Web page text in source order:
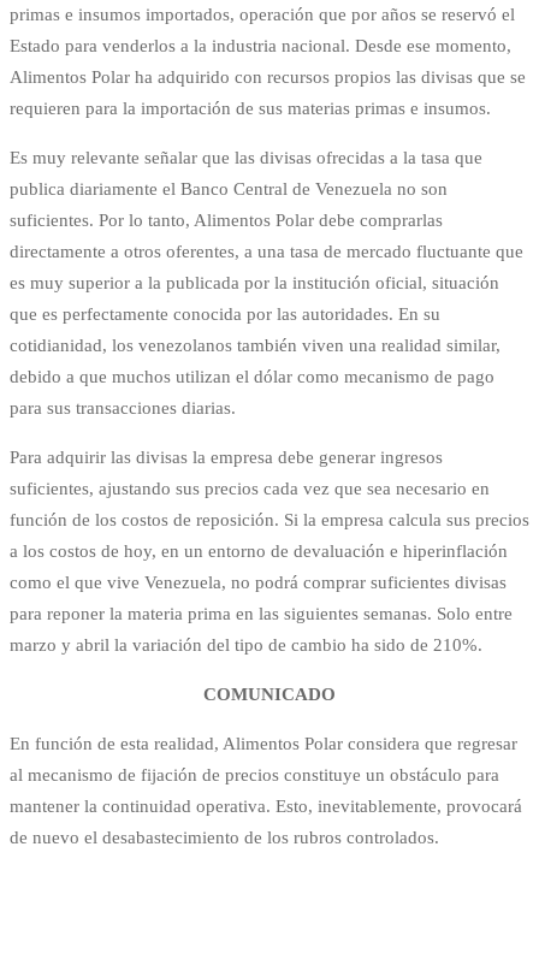
primas e insumos importados, operación que por años se reservó el
Estado para venderlos a la industria nacional. Desde ese momento,
Alimentos Polar ha adquirido con recursos propios las divisas que se
requieren para la importación de sus materias primas e insumos.
Es muy relevante señalar que las divisas ofrecidas a la tasa que
publica diariamente el Banco Central de Venezuela no son
suficientes. Por lo tanto, Alimentos Polar debe comprarlas
directamente a otros oferentes, a una tasa de mercado fluctuante que
es muy superior a la publicada por la institución oficial, situación
que es perfectamente conocida por las autoridades. En su
cotidianidad, los venezolanos también viven una realidad similar,
debido a que muchos utilizan el dólar como mecanismo de pago
para sus transacciones diarias.
Para adquirir las divisas la empresa debe generar ingresos
suficientes, ajustando sus precios cada vez que sea necesario en
función de los costos de reposición. Si la empresa calcula sus precios
a los costos de hoy, en un entorno de devaluación e hiperinflación
como el que vive Venezuela, no podrá comprar suficientes divisas
para reponer la materia prima en las siguientes semanas. Solo entre
marzo y abril la variación del tipo de cambio ha sido de 210%.
COMUNICADO
En función de esta realidad, Alimentos Polar considera que regresar
al mecanismo de fijación de precios constituye un obstáculo para
mantener la continuidad operativa. Esto, inevitablemente, provocará
de nuevo el desabastecimiento de los rubros controlados.